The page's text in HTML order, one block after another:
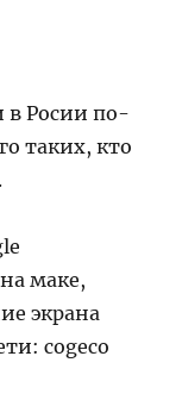
в Росии по-
таких, кто
маке,
экрана
cogeco